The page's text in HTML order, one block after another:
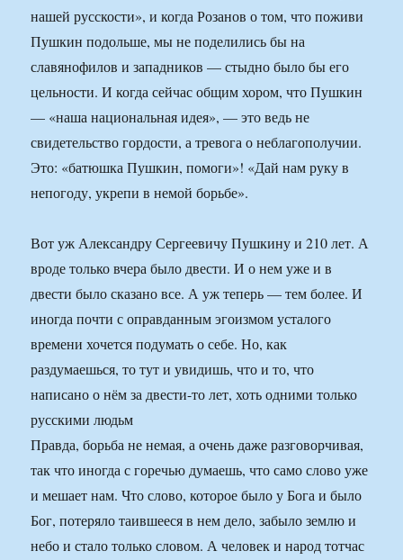
нашей русскости», и когда Розанов о том, что поживи
Пушкин подольше, мы не поделились бы на
славянофилов и западников — стыдно было бы его
цельности. И когда сейчас общим хором, что Пушкин
— «наша национальная идея», — это ведь не
свидетельство гордости, а тревога о неблагополучии.
Это: «батюшка Пушкин, помоги»! «Дай нам руку в
непогоду, укрепи в немой борьбе».
Вот уж Александру Сергеевичу Пушкину и 210 лет. А
вроде только вчера было двести. И о нем уже и в
двести было сказано все. А уж теперь — тем более. И
иногда почти с оправданным эгоизмом усталого
времени хочется подумать о себе. Но, как
раздумаешься, то тут и увидишь, что и то, что
написано о нём за двести-то лет, хоть одними только
русскими людьм
Правда, борьба не немая, а очень даже разговорчивая,
так что иногда с горечью думаешь, что само слово уже
и мешает нам. Что слово, которое было у Бога и было
Бог, потеряло таившееся в нем дело, забыло землю и
небо и стало только словом. А человек и народ тотчас